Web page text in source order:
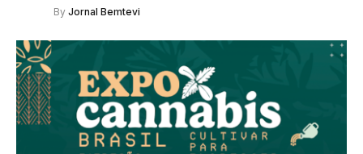
By Jornal Bemtevi